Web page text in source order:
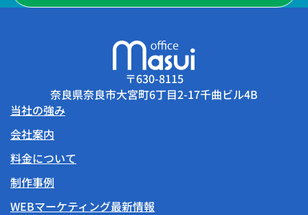
〒630-8115
奈良県奈良市大宮町6丁目2-17千曲ビル4B
当社の強み
会社案内
料金について
制作事例
WEBマーケティング最新情報